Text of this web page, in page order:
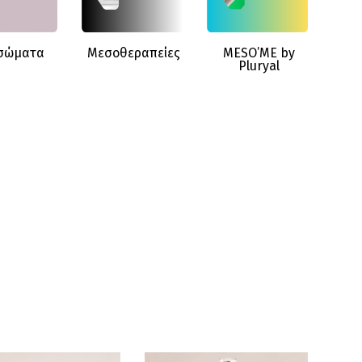
τα Είδη Δείτε τα Είδη
Μεσοθεραπείες Δείτε τα Είδη
MESO’ME by
Pluryal